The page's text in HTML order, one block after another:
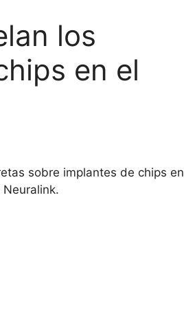
los
en el
sobre implantes de chips en